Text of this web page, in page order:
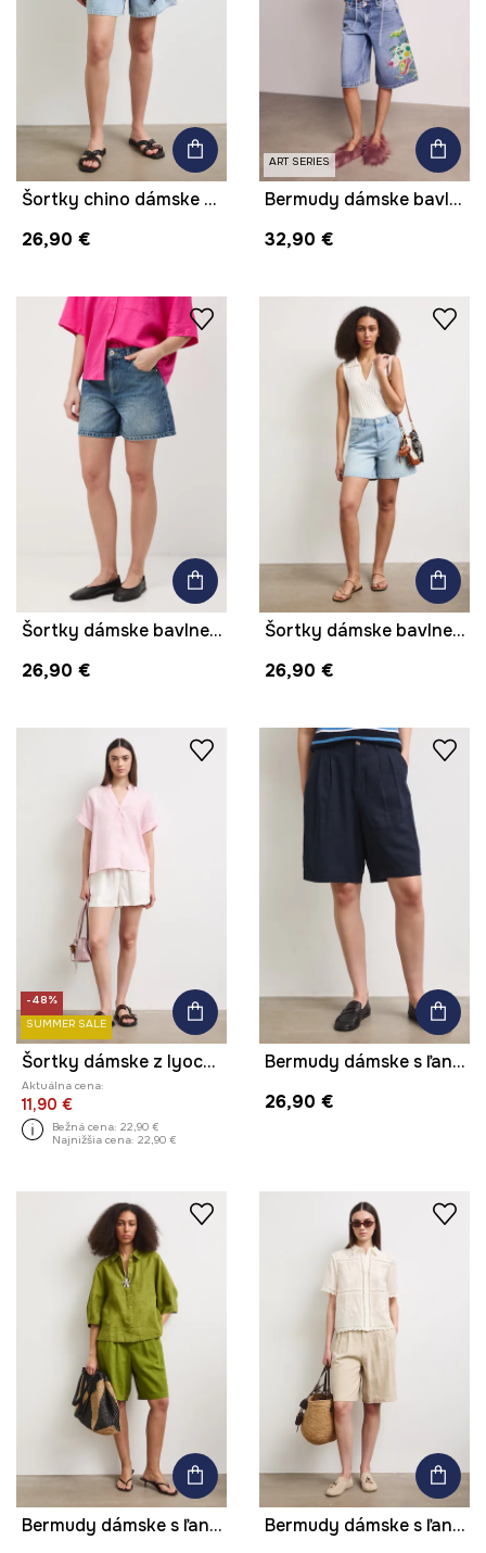
Šortky chino dámske rifľové
26,90 €
ART SERIES
Bermudy dámske bavlnené regular waist z kolekcie Kit Mizeres x Medicine
32,90 €
Šortky dámske bavlnené regular waist
26,90 €
Šortky dámske bavlnené regular waist
26,90 €
-48%
SUMMER SALE
Šortky dámske z lyocellu hladké
Aktuálna cena:
11,90 €
Bežná cena: 22,90 €
Najnižšia cena: 22,90 €
Bermudy dámske s ľanom hladké
26,90 €
Bermudy dámske s ľanom hladké
Bermudy dámske s ľanom